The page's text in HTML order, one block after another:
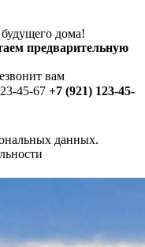
дома!
предварительную
вам
45-67 +7 (921) 123-45-
данных.